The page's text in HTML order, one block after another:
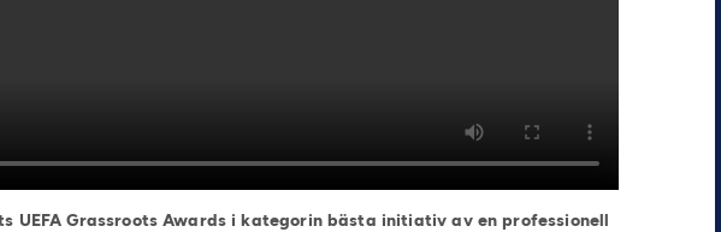
UEFA Grassroots Awards i kategorin bästa initiativ av en professionell